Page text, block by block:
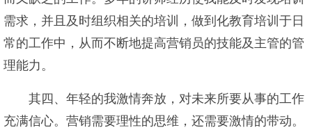
需求，并且及时组织相关的培训，做到化教育培训于日
常的工作中，从而不断地提高营销员的技能及主管的管
理能力。
其四、年轻的我激情奔放，对未来所要从事的工作
充满信心。营销需要理性的思维，还需要激情的带动。